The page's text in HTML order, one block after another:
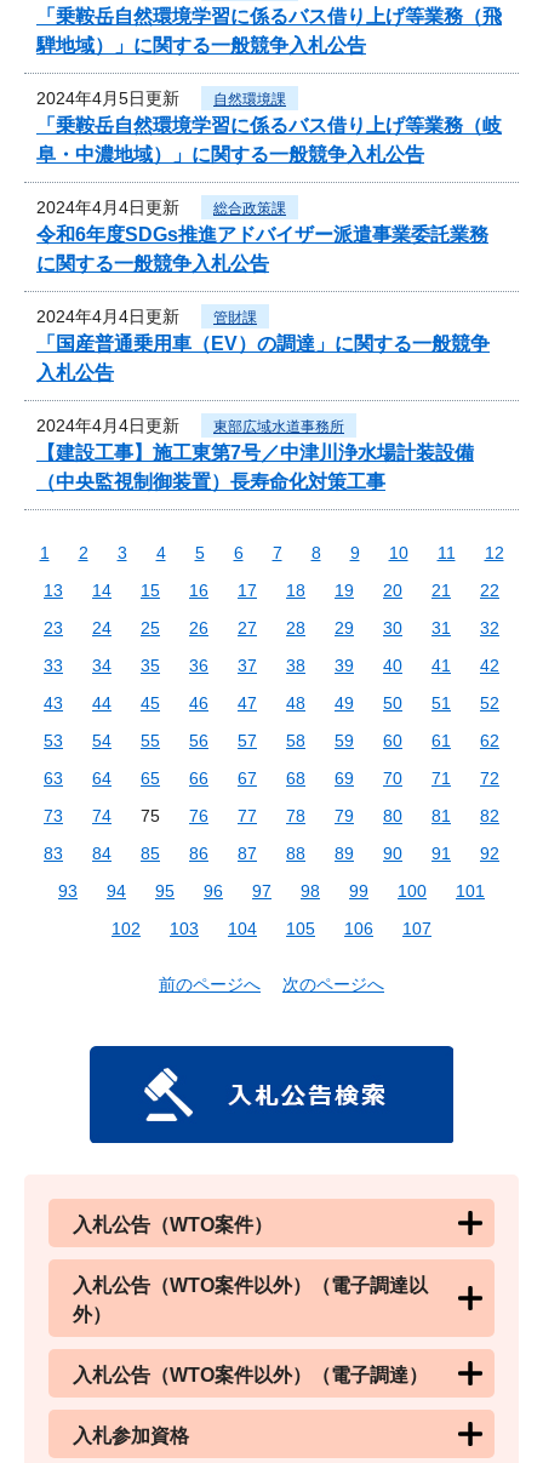
「乗鞍岳自然環境学習に係るバス借り上げ等業務（飛
騨地域）」に関する一般競争入札公告
2024年4月5日更新 自然環境課
「乗鞍岳自然環境学習に係るバス借り上げ等業務（岐
阜・中濃地域）」に関する一般競争入札公告
2024年4月4日更新 総合政策課
令和6年度SDGs推進アドバイザー派遣事業委託業務
に関する一般競争入札公告
2024年4月4日更新 管財課
「国産普通乗用車（EV）の調達」に関する一般競争
入札公告
2024年4月4日更新 東部広域水道事務所
【建設工事】施工東第7号／中津川浄水場計装設備
（中央監視制御装置）長寿命化対策工事
1 2 3 4 5 6 7 8 9 10 11
12
13
14 15 16 17 18 19 20 21
22
23
24 25 26 27 28 29 30 31
32
33
34 35 36 37 38 39 40 41
42
43
44 45 46 47 48 49 50 51
52
53
54 55 56 57 58 59 60 61
62
63
64 65 66 67 68 69 70 71
72
73
74 75 76 77 78 79 80 81
82
83
84 85 86 87 88 89 90 91
92
93
94 95 96 97 98 99 100
101
102
103 104 105 106 107
前のページへ 次のページへ
入札公告（WTO案件）
入札公告（WTO案件以外）（電子調達以
外）
入札公告（WTO案件以外）（電子調達）
入札参加資格